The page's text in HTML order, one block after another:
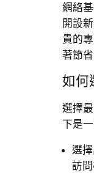
網絡
開設
貴的
著節
如何
選擇
下是
選
訪